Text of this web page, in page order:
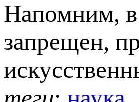
Напомним,
запрещен,